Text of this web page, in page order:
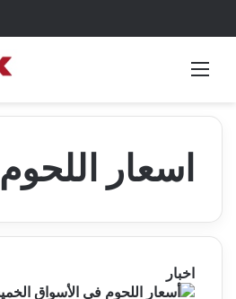
اسعار اللحوم
اخبار